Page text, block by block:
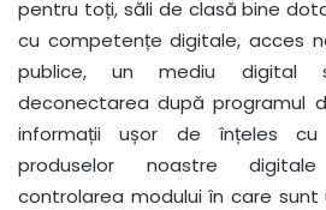
pentru toți, săli de clasă bine
cu competențe digitale, acces
publice, un mediu digital
deconectarea după programul
informații ușor de înțeles
produselor noastre
controlarea modului în care